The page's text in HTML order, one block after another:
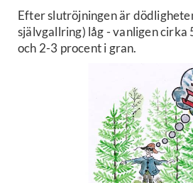
Efter slutröjningen är
självgallring) låg - vanligen cirka
och 2-3 procent i gran.